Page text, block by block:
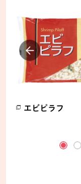
エビピラフ